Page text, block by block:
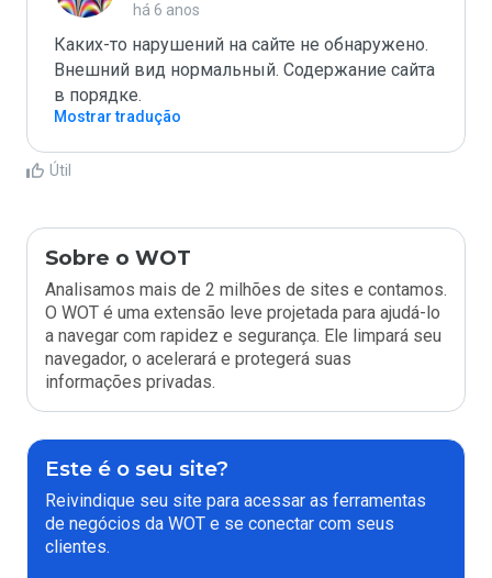
há 6 anos
Каких-то нарушений на сайте не обнаружено.
Внешний вид нормальный. Содержание сайта
в порядке.
Mostrar tradução
Útil
Sobre o WOT
Analisamos mais de 2 milhões de sites e contamos.
O WOT é uma extensão leve projetada para ajudá-lo
a navegar com rapidez e segurança. Ele limpará seu
navegador, o acelerará e protegerá suas
informações privadas.
Este é o seu site?
Reivindique seu site para acessar as ferramentas
de negócios da WOT e se conectar com seus
clientes.